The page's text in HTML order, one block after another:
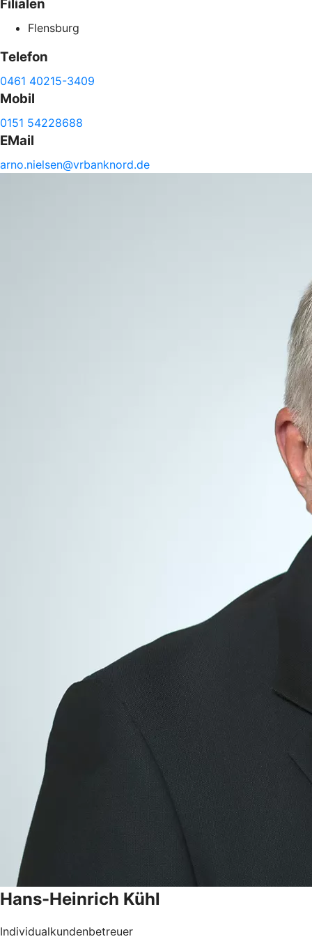
Filialen
Flensburg
Telefon
0461 40215-3409
Mobil
0151 54228688
EMail
arno.nielsen@vrbanknord.de
Hans-Heinrich Kühl
Individualkundenbetreuer